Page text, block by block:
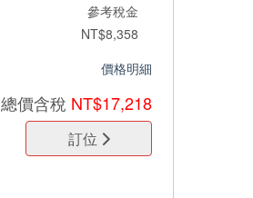
參考稅金
NT$8,358
價格明細
總價含稅 NT$17,218
訂位